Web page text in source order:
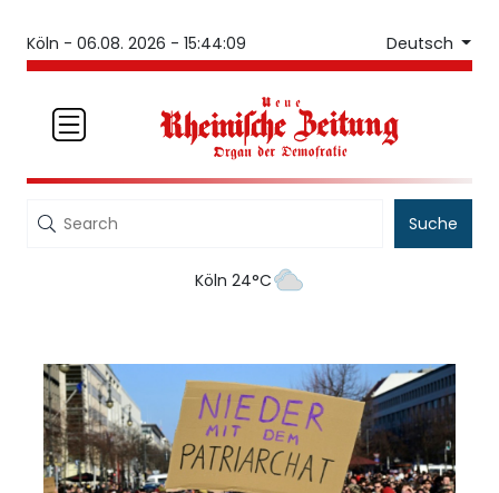
Köln - 06.08. 2026 - 15:44:09 Deutsch
Suche
Köln 24°C